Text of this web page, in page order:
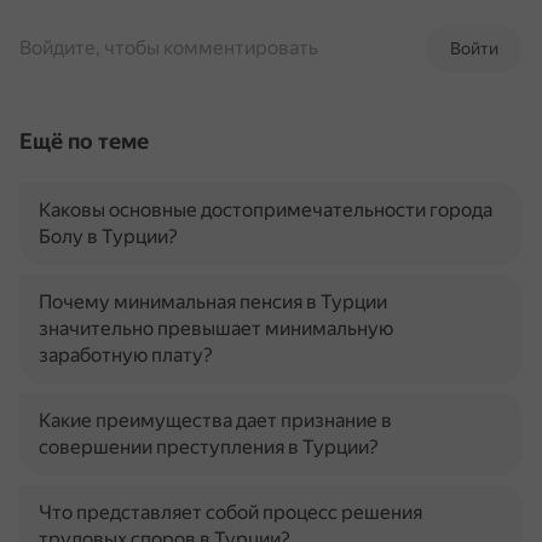
Войти
Войдите, чтобы комментировать
Ещё по теме
Каковы основные достопримечательности города
Болу в Турции?
Почему минимальная пенсия в Турции
значительно превышает минимальную
заработную плату?
Какие преимущества дает признание в
совершении преступления в Турции?
Что представляет собой процесс решения